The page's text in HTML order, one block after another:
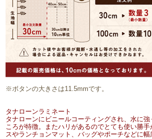
※ボタンの大きさは11.5mmです。
タナローンラミネート
タナローンにビニールコーティングされ、水に強
ころが特徴。またハリがあるのでとても使い勝
スやランチョンマット、バッグやポーチなどに幅